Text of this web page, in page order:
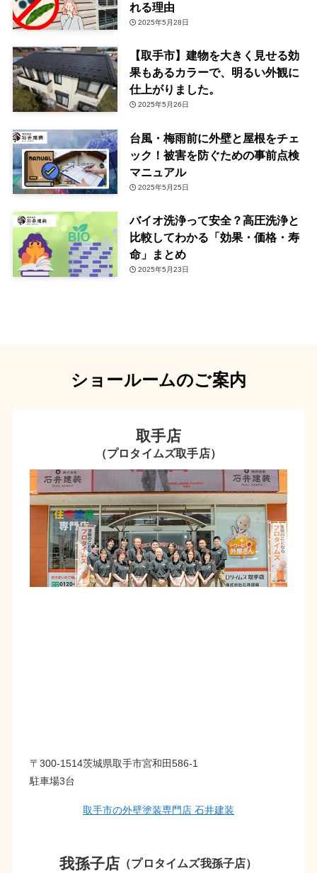
れる理由
2025年5月28日
【取手市】建物を大きく見せる効
果もあるカラーで、明るい外観に
仕上がりました。
2025年5月26日
台風・梅雨前に外壁と屋根をチェ
ック！被害を防ぐための事前点検
マニュアル
2025年5月25日
バイオ洗浄って安全？高圧洗浄と
比較してわかる「効果・価格・寿
命」まとめ
2025年5月23日
ショールームのご案内
取手店
（プロタイムズ取手店）
〒300-1514茨城県取手市宮和田586-1
駐車場3台
取手市の外壁塗装専門店 石井建装
我孫子店 （プロタイムズ我孫子店）